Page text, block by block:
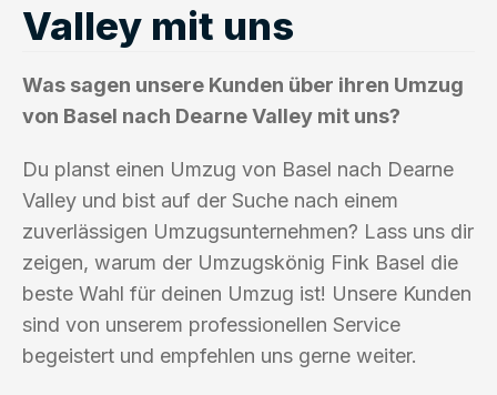
Valley mit uns
Was sagen unsere Kunden über ihren Umzug
von Basel nach Dearne Valley mit uns?
Du planst einen Umzug von Basel nach Dearne
Valley und bist auf der Suche nach einem
zuverlässigen Umzugsunternehmen? Lass uns dir
zeigen, warum der Umzugskönig Fink Basel die
beste Wahl für deinen Umzug ist! Unsere Kunden
sind von unserem professionellen Service
begeistert und empfehlen uns gerne weiter.